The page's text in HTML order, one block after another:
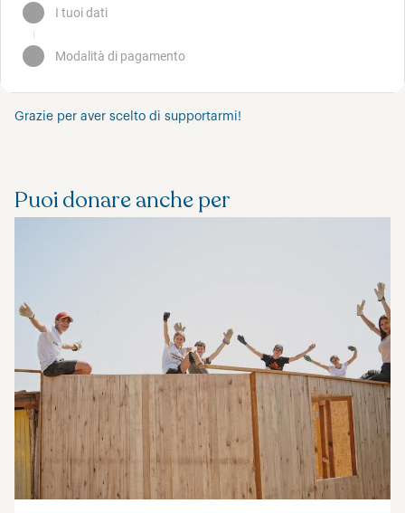
Grazie per aver scelto di supportarmi!
Puoi donare anche per